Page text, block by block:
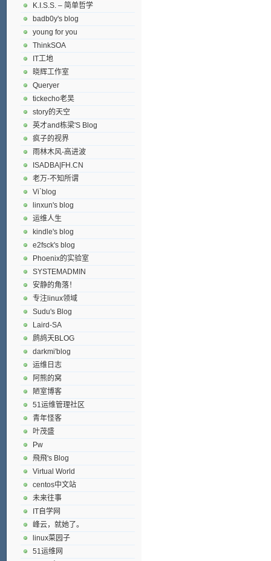
K.I.S.S. – 简单哲学
badb0y's blog
young for you
ThinkSOA
IT工地
晓辉工作室
Queryer
tickecho老吴
story的天空
英才and栋梁'S Blog
疯子的视界
雨林木风-高进波
ISADBA|FH.CN
老万-不知所谓
Vi`blog
linxun's blog
运维人生
kindle's blog
e2fsck's blog
Phoenix的实验室
SYSTEMADMIN
安静的角落！
专注linux领域
Sudu's Blog
Laird-SA
鹧鸪天BLOG
darkmi'blog
运维日志
阿熊的窝
陋室博客
51运维管理社区
青年怪客
叶茂盛
Pw
飛飛's Blog
Virtual World
centos中文站
未来往事
IT自学网
峰云，就她了。
linux菜园子
51运维网